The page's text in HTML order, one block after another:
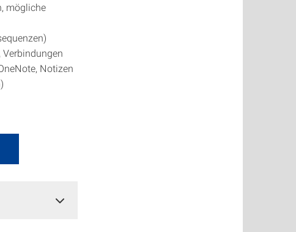
mögliche
Notizen